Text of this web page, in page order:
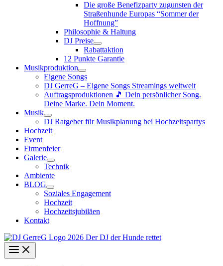
Die große Benefizparty zugunsten der
Straßenhunde Europas “Sommer der
Hoffnung”
Philosophie & Haltung
DJ Preise
Rabattaktion
12 Punkte Garantie
Musikproduktion
Eigene Songs
DJ GerreG – Eigene Songs Streamings weltweit
Auftragsproduktionen 🎵 Dein persönlicher Song.
Deine Marke. Dein Moment.
Musik
DJ Ratgeber für Musikplanung bei Hochzeitspartys
Hochzeit
Event
Firmenfeier
Galerie
Technik
Ambiente
BLOG
Soziales Engagement
Hochzeit
Hochzeitsjubiläen
Kontakt